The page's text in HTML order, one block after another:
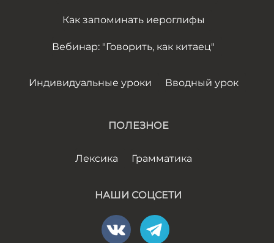
Как запоминать иероглифы
Вебинар: "Говорить, как китаец"
Индивидуальные уроки Вводный урок
ПОЛЕЗНОЕ
Лексика Грамматика
НАШИ СОЦСЕТИ